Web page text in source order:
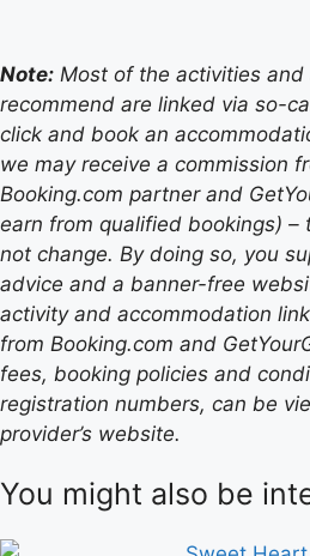
Note: Most of the activities
recommend are linked via so-
click and book an
we may receive a commission
Booking.com partner and
earn from qualified bookings) –
not change. By doing so, you
advice and a banner-free
activity and accommodation
from Booking.com and
fees, booking policies and
registration numbers, can be
provider’s website.
You might also be